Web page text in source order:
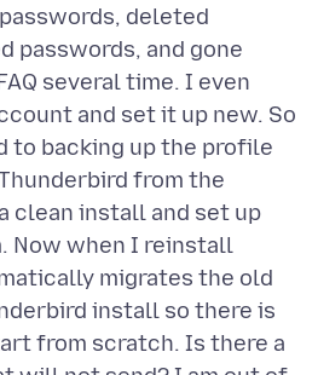
deleted
passwords, and gone
several time. I even
and set it up new. So
to backing up the profile
from the
clean install and set up
Now when I reinstall
migrates the old
install so there is
from scratch. Is there a